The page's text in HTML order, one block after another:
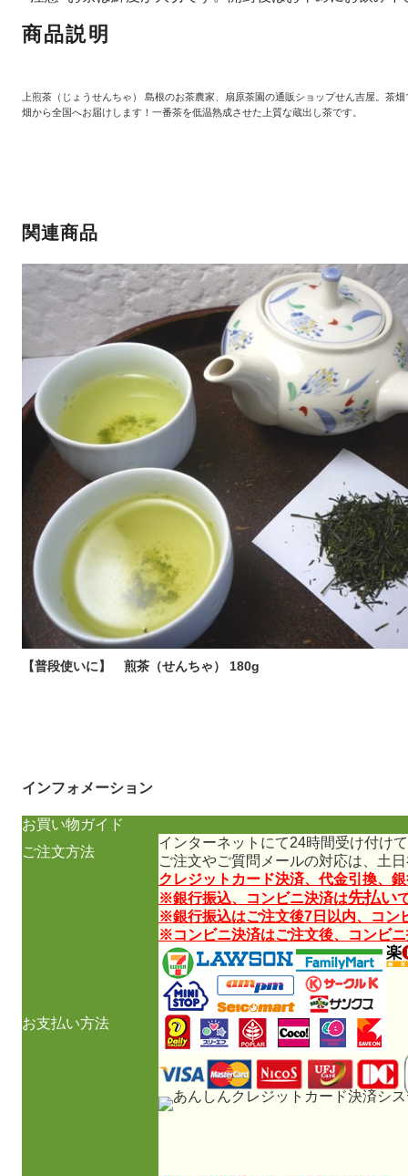
商品説明
上煎茶（じょうせんちゃ） 島根のお茶農家、扇原茶園の通販ショップせん吉屋。茶
畑から全国へお届けします！一番茶を低温熟成させた上質な蔵出し茶です。
関連商品
【普段使いに】 煎茶（せんちゃ） 180g
インフォメーション
お買い物ガイド
ご注文方法
インターネットにて24時間受け付け
ご注文やご質問メールの対応は、土
お支払い方法
クレジットカード決済、代金引換、
※銀行振込、コンビニ決済は先払い
※銀行振込はご注文後7日以内、コン
※コンビニ決済はご注文後、コンビ